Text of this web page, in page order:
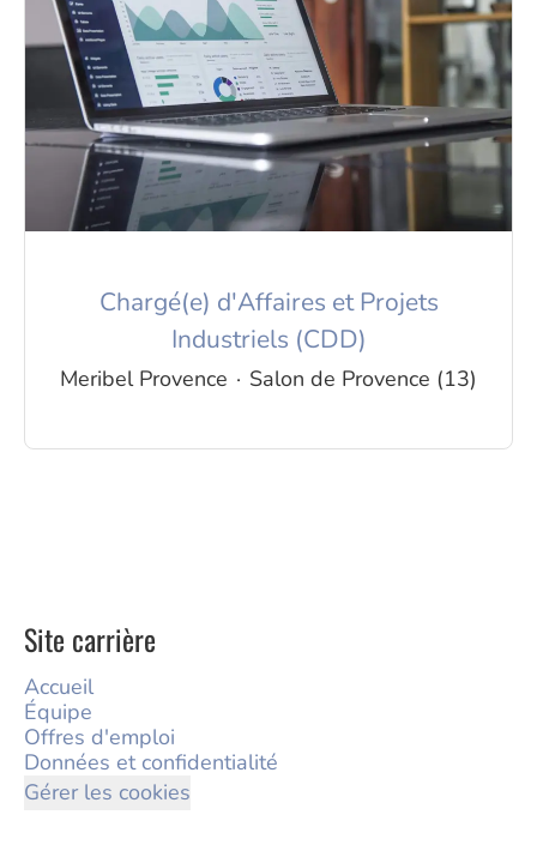
Chargé(e) d'Affaires et Projets
Industriels (CDD)
Meribel Provence · Salon de Provence (13)
Site carrière
Accueil
Équipe
Offres d'emploi
Données et confidentialité
Gérer les cookies